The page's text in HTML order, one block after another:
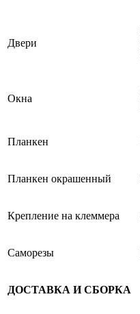
Двери
Окна
Планкен
Планкен окрашенный
Крепление на клеммера
Саморезы
ДОСТАВКА И СБОРКА